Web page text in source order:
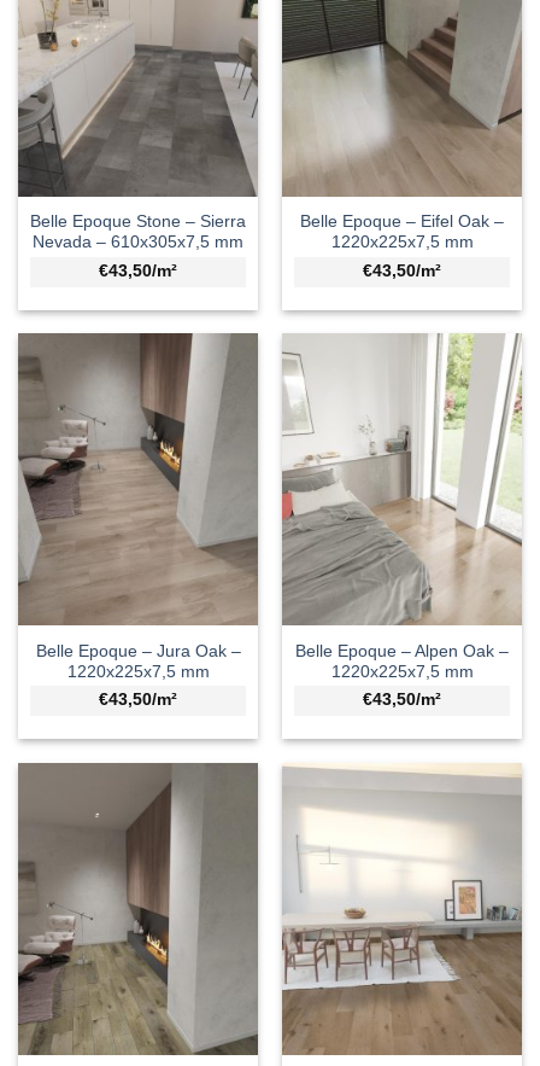
Belle Epoque Stone – Sierra
Nevada – 610x305x7,5 mm
€43,50/m²
Belle Epoque – Eifel Oak –
1220x225x7,5 mm
€43,50/m²
Belle Epoque – Jura Oak –
1220x225x7,5 mm
€43,50/m²
Belle Epoque – Alpen Oak –
1220x225x7,5 mm
€43,50/m²